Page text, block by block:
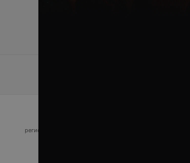
регистрирующий орган - Минский горисполком